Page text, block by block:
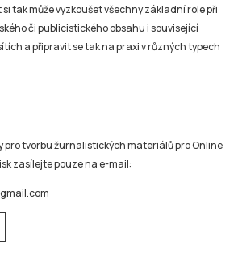
tak může vyzkoušet všechny základní role při
či publicistického obsahu i související
a připravit se tak na praxi v různých typech
pro tvorbu žurnalistických materiálů pro Online
zasílejte pouze na e-mail: